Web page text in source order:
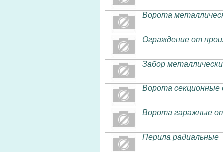
Ворота
Ограждение от
Забор
Ворота секционные
Ворота гаражные
Перила радиальные